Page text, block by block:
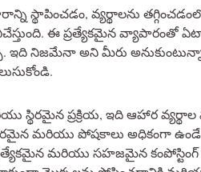
స్థాపించడం, వ్యర్థాలను
ఈ ప్రత్యేకమైన వ్యాపారంతో ఏటా
ఇది నిజమేనా అని మీరు
స్థిరమైన ప్రక్రియ, ఇది ఆహార
మరియు పోషకాలు అధికంగా ఉండే
మరియు సహజమైన కంపోస్టింగ్